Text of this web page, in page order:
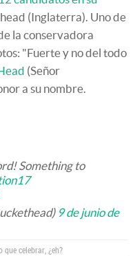
(Inglaterra). Uno de
la conservadora
"Fuerte y no del todo
(Señor
a su nombre.
Something to
9 de junio de
que celebrar, ¿eh?